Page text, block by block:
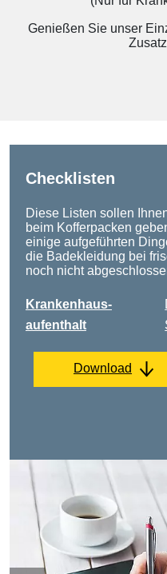
Genießen Sie unser
Checklisten
Diese Listen sollen
beim Kofferpacken
einige aufgeführten
die Badekleidung bei
noch nicht
Krankenhaus-
aufenthalt
Download